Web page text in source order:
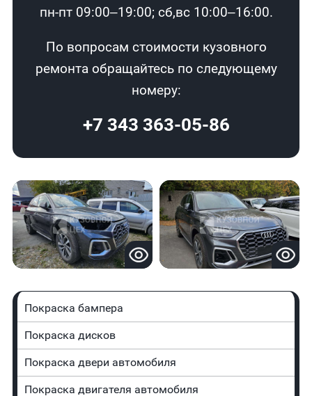
пн-пт 09:00–19:00; сб,вс 10:00–16:00.
По вопросам стоимости кузовного
ремонта обращайтесь по следующему
номеру:
+7 343 363-05-86
Покраска бампера
Покраска дисков
Покраска двери автомобиля
Покраска двигателя автомобиля